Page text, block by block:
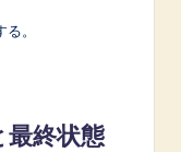
。
終状態